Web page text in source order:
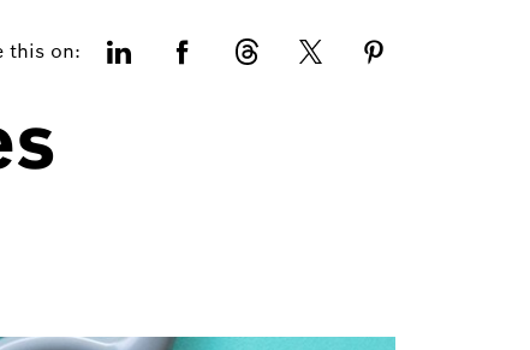
this on: